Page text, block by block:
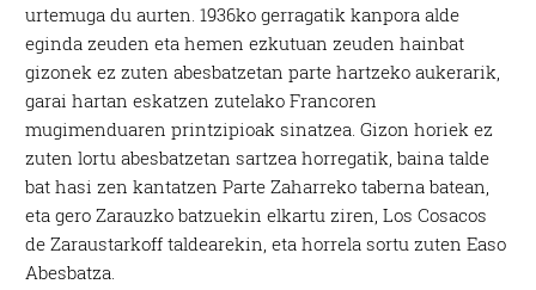
urtemuga du aurten. 1936ko gerragatik kanpora alde
eginda zeuden eta hemen ezkutuan zeuden hainbat
gizonek ez zuten abesbatzetan parte hartzeko aukerarik,
garai hartan eskatzen zutelako Francoren
mugimenduaren printzipioak sinatzea. Gizon horiek ez
zuten lortu abesbatzetan sartzea horregatik, baina talde
bat hasi zen kantatzen Parte Zaharreko taberna batean,
eta gero Zarauzko batzuekin elkartu ziren, Los Cosacos
de Zaraustarkoff taldearekin, eta horrela sortu zuten Easo
Abesbatza.